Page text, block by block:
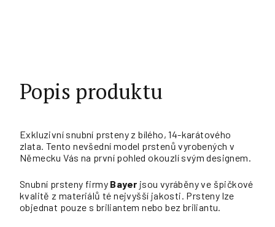
Popis produktu
Exkluzivní snubní prsteny z bílého, 14-karátového
zlata. Tento nevšední model prstenů vyrobených v
Německu Vás na první pohled okouzlí svým designem.
Snubní prsteny firmy Bayer jsou vyráběny ve špičkové
kvalitě z materiálů té nejvyšší jakosti. Prsteny lze
objednat pouze s briliantem nebo bez briliantu.